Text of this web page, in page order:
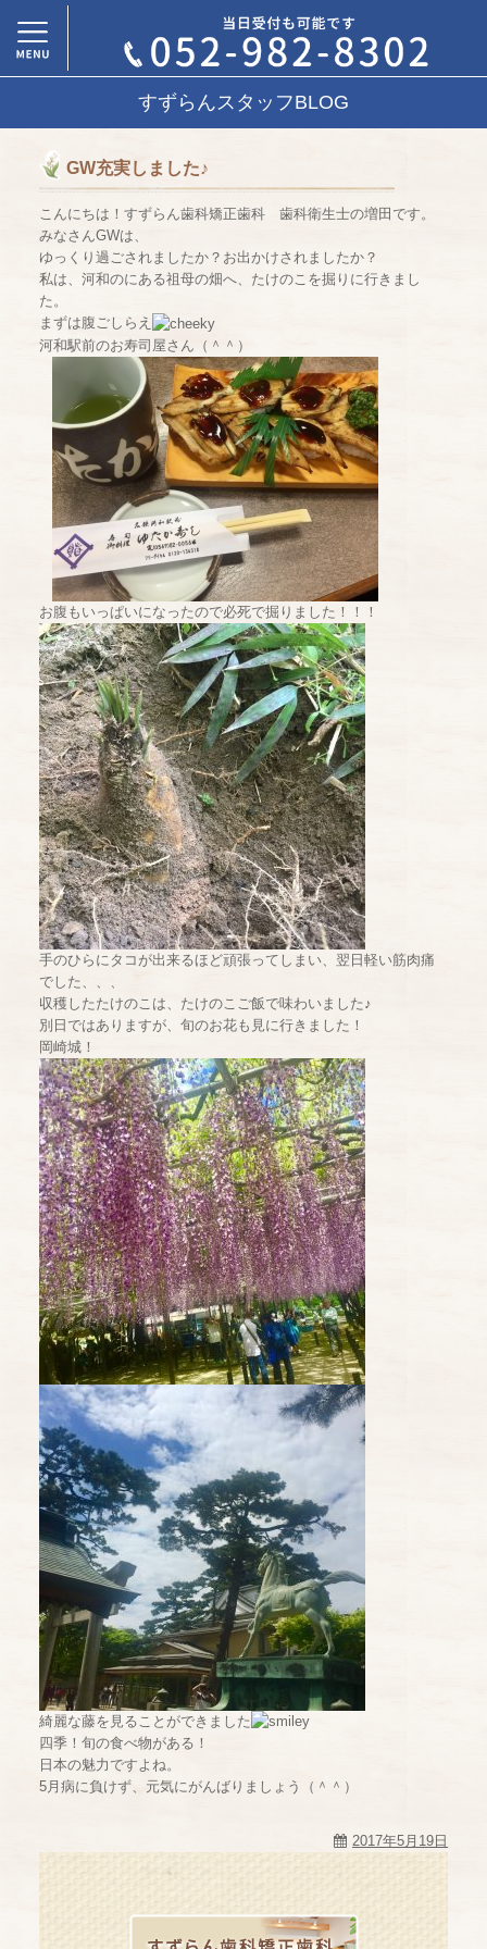
すずらんスタッフBLOG
GW充実しました♪
こんにちは！すずらん歯科矯正歯科 歯科衛生士の増田です。
みなさんGWは、
ゆっくり過ごされましたか？お出かけされましたか？
私は、河和のにある祖母の畑へ、たけのこを掘りに行きまし
た。
まずは腹ごしらえ
河和駅前のお寿司屋さん（＾＾）
お腹もいっぱいになったので必死で掘りました！！！
手のひらにタコが出来るほど頑張ってしまい、翌日軽い筋肉痛
でした、、、
収穫したたけのこは、たけのこご飯で味わいました♪
別日ではありますが、旬のお花も見に行きました！
岡崎城！
綺麗な藤を見ることができました
四季！旬の食べ物がある！
日本の魅力ですよね。
5月病に負けず、元気にがんばりましょう（＾＾）
2017年5月19日